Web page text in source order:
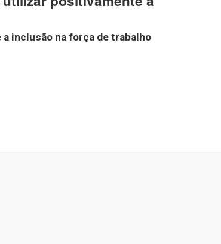
a inclusão na força de trabalho